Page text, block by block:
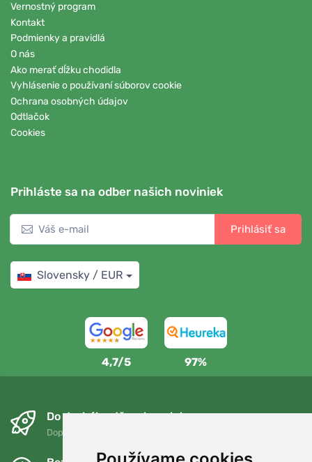
Vernostný program
Kontakt
Podmienky a pravidlá
O nás
Ako merať dĺžku chodidla
Vyhlásenie o používaní súborov cookie
Ochrana osobných údajov
Odtlačok
Cookies
Prihláste sa na odber našich noviniek
Prihlásiť sa
Slovensky / EUR
4,7/5 97%
Do druhého dňa a bezplatne
Doprava zadarmo pri objednávkach nad 75 EUR